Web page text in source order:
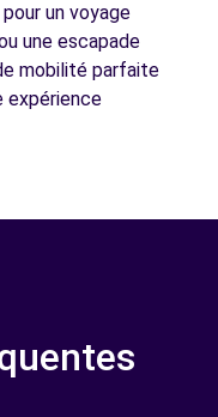
un voyage
une escapade
mobilité parfaite
expérience